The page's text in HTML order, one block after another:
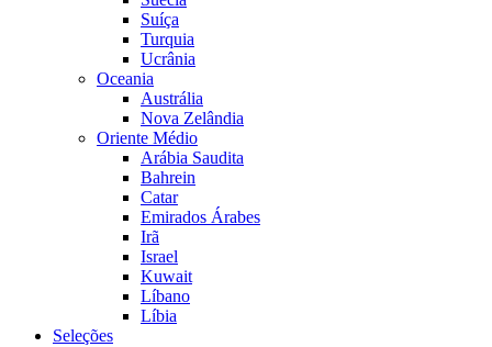
Suíça
Turquia
Ucrânia
Oceania
Austrália
Nova Zelândia
Oriente Médio
Arábia Saudita
Bahrein
Catar
Emirados Árabes
Irã
Israel
Kuwait
Líbano
Líbia
Seleções